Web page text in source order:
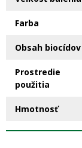
Farba
Obsah biocídov
Prostredie
použitia
Hmotnosť